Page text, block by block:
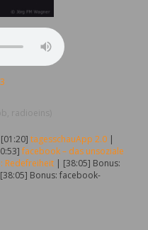
radioeins)
tagesschauApp 2.0 |
facebook – das unsoziale
Redefreiheit | [38:05] Bonus:
Bonus: facebook-